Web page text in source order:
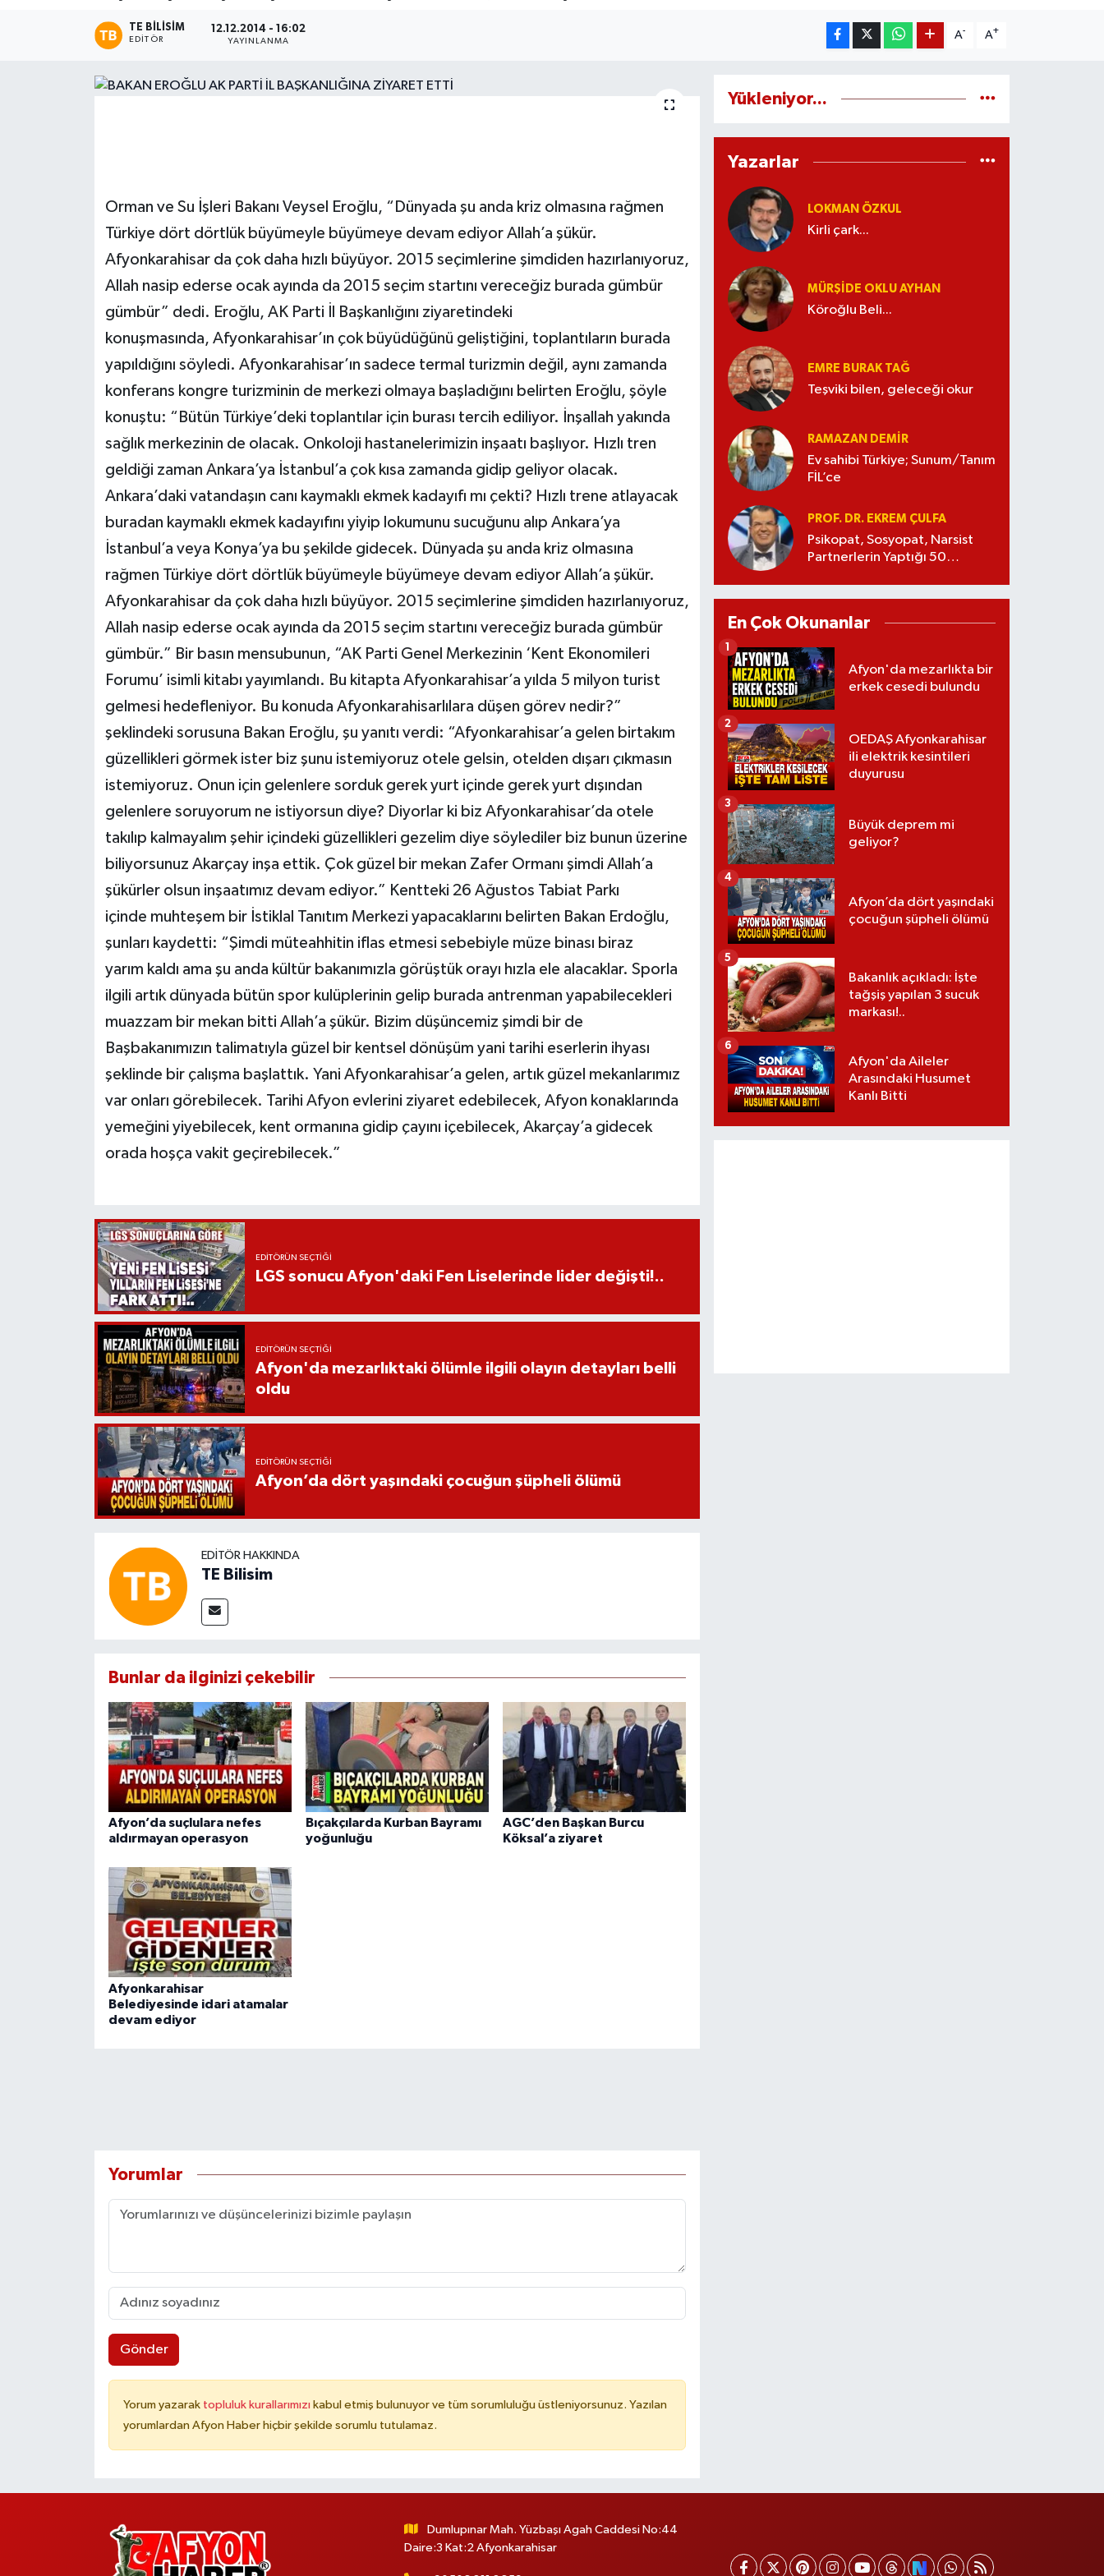
TE BILISIM
EDITÖR
12.12.2014 - 16:02
YAYINLANMA
A- A+
Orman ve Su İşleri Bakanı Veysel Eroğlu, “Dünyada şu anda kriz olmasına rağmen
Türkiye dört dörtlük büyümeyle büyümeye devam ediyor Allah’a şükür.
Afyonkarahisar da çok daha hızlı büyüyor. 2015 seçimlerine şimdiden hazırlanıyoruz,
Allah nasip ederse ocak ayında da 2015 seçim startını vereceğiz burada gümbür
gümbür” dedi. Eroğlu, AK Parti İl Başkanlığını ziyaretindeki
konuşmasında, Afyonkarahisar’ın çok büyüdüğünü geliştiğini, toplantıların burada
yapıldığını söyledi. Afyonkarahisar’ın sadece termal turizmin değil, aynı zamanda
konferans kongre turizminin de merkezi olmaya başladığını belirten Eroğlu, şöyle
konuştu: “Bütün Türkiye’deki toplantılar için burası tercih ediliyor. İnşallah yakında
sağlık merkezinin de olacak. Onkoloji hastanelerimizin inşaatı başlıyor. Hızlı tren
geldiği zaman Ankara’ya İstanbul’a çok kısa zamanda gidip geliyor olacak.
Ankara’daki vatandaşın canı kaymaklı ekmek kadayıfı mı çekti? Hızlı trene atlayacak
buradan kaymaklı ekmek kadayıfını yiyip lokumunu sucuğunu alıp Ankara’ya
İstanbul’a veya Konya’ya bu şekilde gidecek. Dünyada şu anda kriz olmasına
rağmen Türkiye dört dörtlük büyümeyle büyümeye devam ediyor Allah’a şükür.
Afyonkarahisar da çok daha hızlı büyüyor. 2015 seçimlerine şimdiden hazırlanıyoruz,
Allah nasip ederse ocak ayında da 2015 seçim startını vereceğiz burada gümbür
gümbür.” Bir basın mensubunun, “AK Parti Genel Merkezinin ‘Kent Ekonomileri
Forumu’ isimli kitabı yayımlandı. Bu kitapta Afyonkarahisar’a yılda 5 milyon turist
gelmesi hedefleniyor. Bu konuda Afyonkarahisarlılara düşen görev nedir?”
şeklindeki sorusuna Bakan Eroğlu, şu yanıtı verdi: “Afyonkarahisar’a gelen birtakım
güzellikleri görmek ister biz şunu istemiyoruz otele gelsin, otelden dışarı çıkmasın
istemiyoruz. Onun için gelenlere sorduk gerek yurt içinde gerek yurt dışından
gelenlere soruyorum ne istiyorsun diye? Diyorlar ki biz Afyonkarahisar’da otele
takılıp kalmayalım şehir içindeki güzellikleri gezelim diye söylediler biz bunun üzerine
biliyorsunuz Akarçay inşa ettik. Çok güzel bir mekan Zafer Ormanı şimdi Allah’a
şükürler olsun inşaatımız devam ediyor.” Kentteki 26 Ağustos Tabiat Parkı
içinde muhteşem bir İstiklal Tanıtım Merkezi yapacaklarını belirten Bakan Erdoğlu,
şunları kaydetti: “Şimdi müteahhitin iflas etmesi sebebiyle müze binası biraz
yarım kaldı ama şu anda kültür bakanımızla görüştük orayı hızla ele alacaklar. Sporla
ilgili artık dünyada bütün spor kulüplerinin gelip burada antrenman yapabilecekleri
muazzam bir mekan bitti Allah’a şükür. Bizim düşüncemiz şimdi bir de
Başbakanımızın talimatıyla güzel bir kentsel dönüşüm yani tarihi eserlerin ihyası
şeklinde bir çalışma başlattık. Yani Afyonkarahisar’a gelen, artık güzel mekanlarımız
var onları görebilecek. Tarihi Afyon evlerini ziyaret edebilecek, Afyon konaklarında
yemeğini yiyebilecek, kent ormanına gidip çayını içebilecek, Akarçay’a gidecek
orada hoşça vakit geçirebilecek.”
EDITÖRÜN SEÇTIĞI
LGS sonucu Afyon'daki Fen Liselerinde lider değişti!..
EDITÖRÜN SEÇTIĞI
Afyon'da mezarlıktaki ölümle ilgili olayın detayları belli
oldu
EDITÖRÜN SEÇTIĞI
Afyon’da dört yaşındaki çocuğun şüpheli ölümü
EDITÖR HAKKINDA
TE Bilisim
Bunlar da ilginizi çekebilir
Afyon’da suçlulara nefes
aldırmayan operasyon
Bıçakçılarda Kurban Bayramı
yoğunluğu
AGC’den Başkan Burcu
Köksal’a ziyaret
Afyonkarahisar
Belediyesinde idari atamalar
devam ediyor
Yorumlar
Gönder
Yorum yazarak topluluk kurallarımızı kabul etmiş bulunuyor ve tüm sorumluluğu üstleniyorsunuz. Yazılan
yorumlardan Afyon Haber hiçbir şekilde sorumlu tutulamaz.
Yükleniyor...
Yazarlar
LOKMAN ÖZKUL
Kirli çark...
MÜRŞIDE OKLU AYHAN
Köroğlu Beli...
EMRE BURAK TAĞ
Teşviki bilen, geleceği okur
RAMAZAN DEMİR
Ev sahibi Türkiye; Sunum/Tanım
FİL’ce
PROF. DR. EKREM ÇULFA
Psikopat, Sosyopat, Narsist
Partnerlerin Yaptığı 50
En Çok Okunanlar
Afyon'da mezarlıkta bir
erkek cesedi bulundu
1
OEDAŞ Afyonkarahisar
ili elektrik kesintileri
duyurusu
2
Büyük deprem mi
geliyor?
3
Afyon’da dört yaşındaki
çocuğun şüpheli ölümü
4
Bakanlık açıkladı: İşte
tağşiş yapılan 3 sucuk
markası!..
5
Afyon'da Aileler
Arasındaki Husumet
Kanlı Bitti
6
Dumlupınar Mah. Yüzbaşı Agah Caddesi No:44
Daire:3 Kat:2 Afyonkarahisar
Magazin